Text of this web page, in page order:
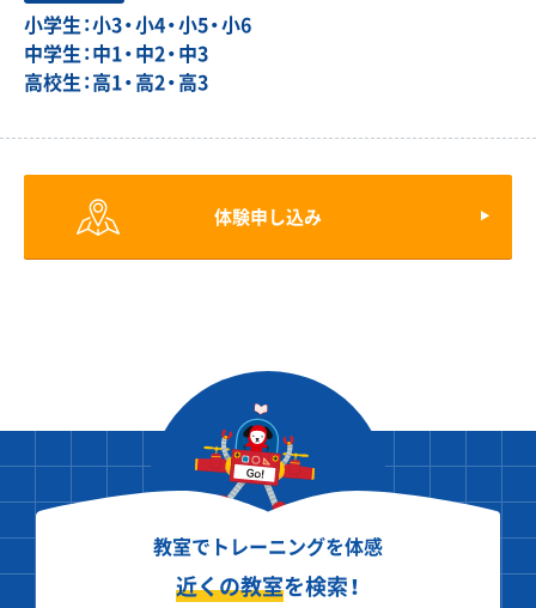
小学生：小3・小4・小5・小6
中学生：中1・中2・中3
高校生：高1・高2・高3
体験申し込み
教室でトレーニングを体感
近くの教室を検索！